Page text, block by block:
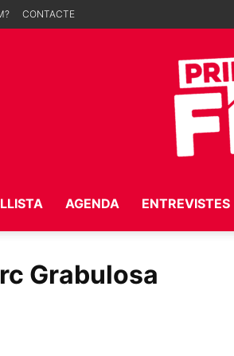
CONTACTE
LLISTA AGENDA ENTREVISTES
Grabulosa